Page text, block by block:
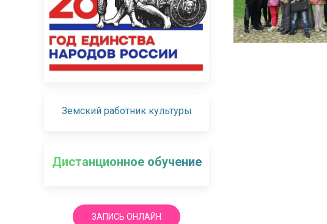
Земский работник культуры
Дистанционное обучение
ЗАПИСЬ ОНЛАЙН